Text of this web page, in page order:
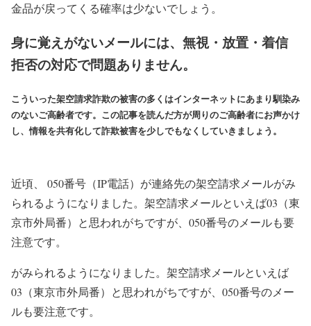
金品が戻ってくる確率は少ないでしょう。
身に覚えがないメールには、無視・放置・着信
拒否の対応で問題ありません。
こういった架空請求詐欺の被害の多くはインターネットにあまり馴染み
のないご高齢者です。この記事を読んだ方が周りのご高齢者にお声かけ
し、情報を共有化して詐欺被害を少しでもなくしていきましょう。
近頃、 050番号（IP電話）が連絡先の架空請求メールがみ
られるようになりました。架空請求メールといえば03（東
京市外局番）と思われがちですが、050番号のメールも要
注意です。
がみられるようになりました。架空請求メールといえば
03（東京市外局番）と思われがちですが、050番号のメー
ルも要注意です。